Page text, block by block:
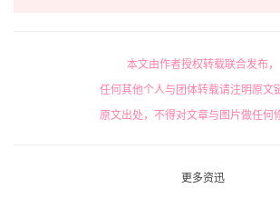
本文由作者授权转载联合发布，
任何其他个人与团体转载请注明原文
原文出处，不得对文章与图片做任何
更多资迅